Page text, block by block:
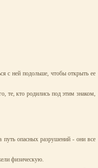
с ней подольше, чтобы открыть ее
те, кто родились под этим знаком,
путь опасных разрушений - они все
физическую.